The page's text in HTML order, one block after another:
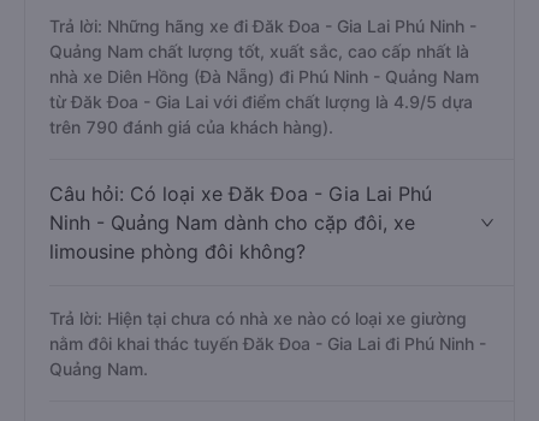
Trả lời: Những hãng xe đi Đăk Đoa - Gia Lai Phú Ninh -
Quảng Nam chất lượng tốt, xuất sắc, cao cấp nhất là
nhà xe Diên Hồng (Đà Nẵng) đi Phú Ninh - Quảng Nam
từ Đăk Đoa - Gia Lai với điểm chất lượng là 4.9/5 dựa
trên 790 đánh giá của khách hàng).
Câu hỏi: Có loại xe Đăk Đoa - Gia Lai Phú
Ninh - Quảng Nam dành cho cặp đôi, xe
limousine phòng đôi không?
Trả lời: Hiện tại chưa có nhà xe nào có loại xe giường
nằm đôi khai thác tuyến Đăk Đoa - Gia Lai đi Phú Ninh -
Quảng Nam.